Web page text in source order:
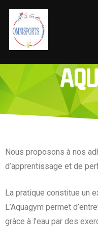
Nous proposons à nos
d’apprentissage et de
La pratique constitue un
L’Aquagym permet
grâce à l’eau par des